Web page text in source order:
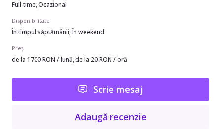
Full-time, Ocazional
Disponibilitate
În timpul săptămânii, În weekend
Preț
de la 1700 RON / lună, de la 20 RON / oră
Scrie mesaj
Adaugă recenzie